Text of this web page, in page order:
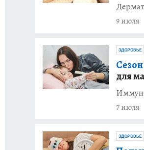
9 июля
ЗДОРОВЬЕ
для
7 июля
ЗДОРОВЬЕ